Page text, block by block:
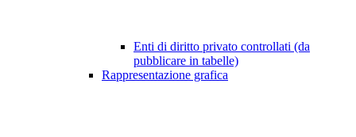
Enti di diritto privato controllati (da
pubblicare in tabelle)
Rappresentazione grafica